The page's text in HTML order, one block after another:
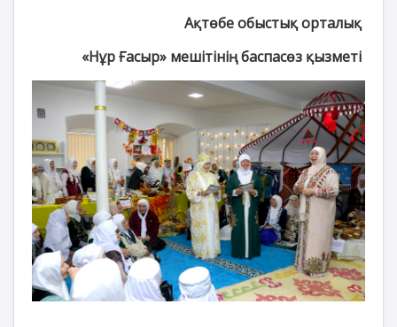
Ақтөбе обыстық орталық
«Нұр Ғасыр» мешітінің баспасөз қызметі